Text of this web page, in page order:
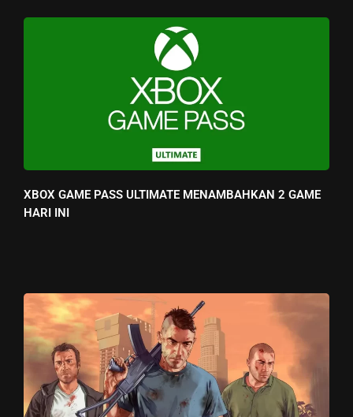
XBOX GAME PASS ULTIMATE MENAMBAHKAN 2 GAME
HARI INI